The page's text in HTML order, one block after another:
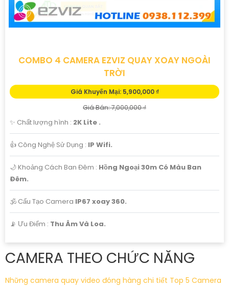
COMBO 4 CAMERA EZVIZ QUAY XOAY NGOÀI
TRỜI
Giá Khuyến Mại: 5,900,000 ₫
Giá Bán: 7,000,000 ₫
✨ Chất lượng hình : 2K Lite .
👍 Công Nghệ Sử Dụng : IP Wifi.
🌙 Khoảng Cách Ban Đêm : Hồng Ngoại 30m Có Màu Ban
Ðêm.
🕉️ Cấu Tạo Camera IP67 xoay 360.
️📡 Ưu Điểm : Thu Âm Và Loa.
CAMERA THEO CHỨC NĂNG
Những camera quay video đóng hàng chi tiết Top 5 Camera